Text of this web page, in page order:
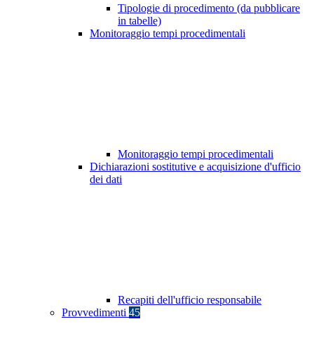
Tipologie di procedimento (da pubblicare
in tabelle)
Monitoraggio tempi procedimentali
Monitoraggio tempi procedimentali
Dichiarazioni sostitutive e acquisizione d'ufficio
dei dati
Recapiti dell'ufficio responsabile
Provvedimenti 45